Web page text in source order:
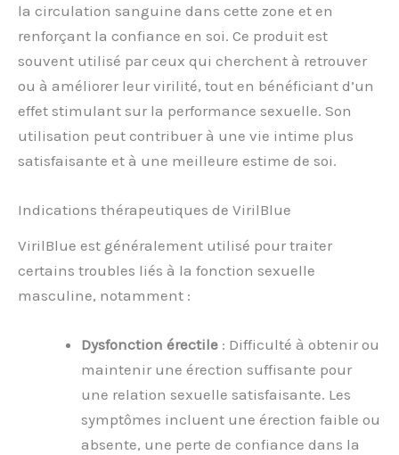
la circulation sanguine dans cette zone et en
renforçant la confiance en soi. Ce produit est
souvent utilisé par ceux qui cherchent à retrouver
ou à améliorer leur virilité, tout en bénéficiant d’un
effet stimulant sur la performance sexuelle. Son
utilisation peut contribuer à une vie intime plus
satisfaisante et à une meilleure estime de soi.
Indications thérapeutiques de VirilBlue
VirilBlue est généralement utilisé pour traiter
certains troubles liés à la fonction sexuelle
masculine, notamment :
Dysfonction érectile : Difficulté à obtenir ou
maintenir une érection suffisante pour
une relation sexuelle satisfaisante. Les
symptômes incluent une érection faible ou
absente, une perte de confiance dans la